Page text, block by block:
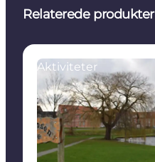
Relaterede produkter
Aktiviteter